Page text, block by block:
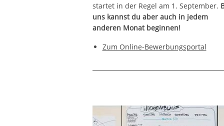
startet in der Regel am 1. September.
uns kannst du aber auch in jedem
anderen Monat beginnen!
Zum Online-Bewerbungsportal